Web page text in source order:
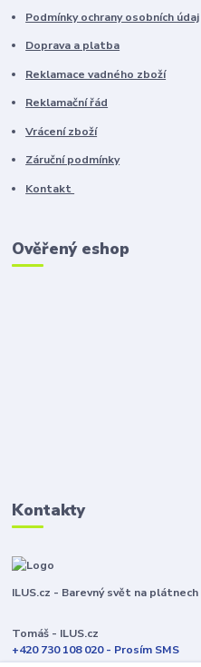
Podmínky ochrany osobních údaj
Doprava a platba
Reklamace vadného zboží
Reklamační řád
Vrácení zboží
Záruční podmínky
Kontakt
Ověřený eshop
Kontakty
ILUS.cz - Barevný svět na plátnech
Tomáš - ILUS.cz
+420 730 108 020 - Prosím SMS